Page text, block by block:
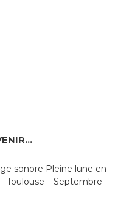
sonore Pleine lune en
Toulouse – Septembre